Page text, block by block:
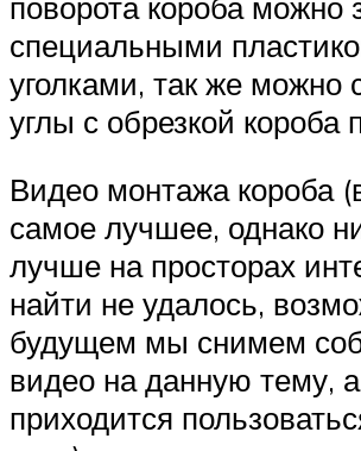
специальными
уголками, так же можно
углы с обрезкой короба
Видео монтажа короба
самое лучшее, однако
лучше на просторах
найти не удалось,
будущем мы снимем
видео на данную тему,
приходится